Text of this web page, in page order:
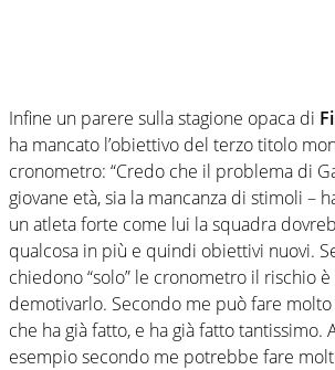
Infine un parere sulla stagione opaca di
ha mancato l’obiettivo del terzo titolo
cronometro: “Credo che il problema di
giovane età, sia la mancanza di stimoli –
un atleta forte come lui la squadra
qualcosa in più e quindi obiettivi nuovi.
chiedono “solo” le cronometro il rischio
demotivarlo. Secondo me può fare
che ha già fatto, e ha già fatto tantissimo.
esempio secondo me potrebbe fare